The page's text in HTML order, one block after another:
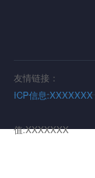
友情链接：
ICP信息:XXXXXXX
值:XXXXXXX